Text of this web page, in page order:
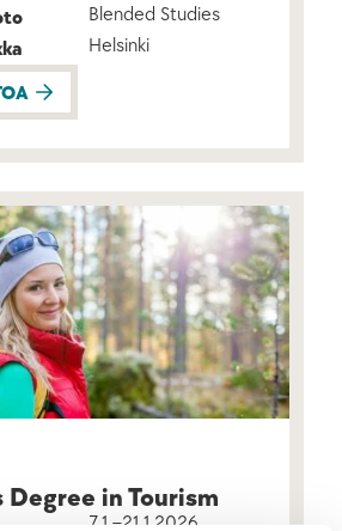
Blended Studies
Helsinki
Degree in Tourism
7.1.–21.1.2026